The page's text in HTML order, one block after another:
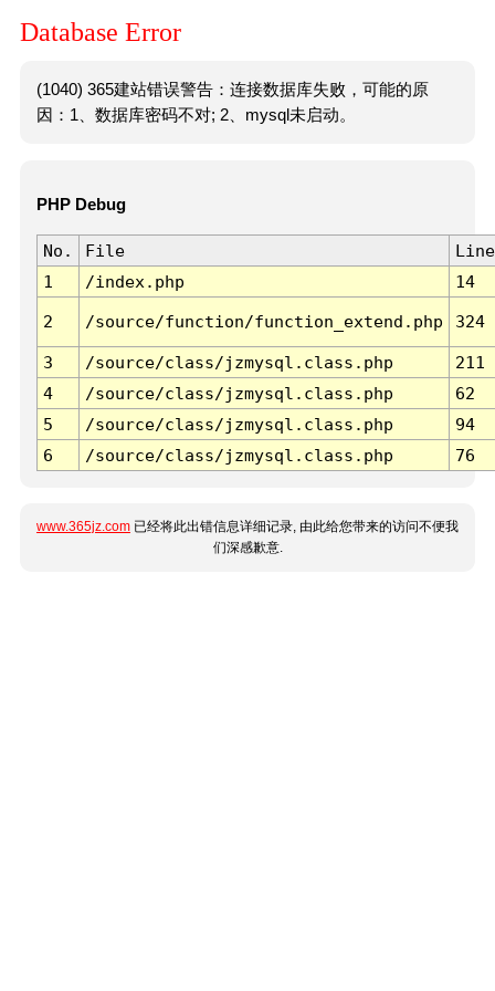
Database Error
(1040) 365建站错误警告：连接数据库失败，可能的原
因：1、数据库密码不对; 2、mysql未启动。
PHP Debug
No. File
Line
1
/index.php 14
2 /source/function/function_extend.php 324
3 /source/class/jzmysql.class.php
211
4
/source/class/jzmysql.class.php
62
5
/source/class/jzmysql.class.php
94
6
/source/class/jzmysql.class.php 76
www.365jz.com 已经将此出错信息详细记录, 由此给您带来的访问不便我
们深感歉意.